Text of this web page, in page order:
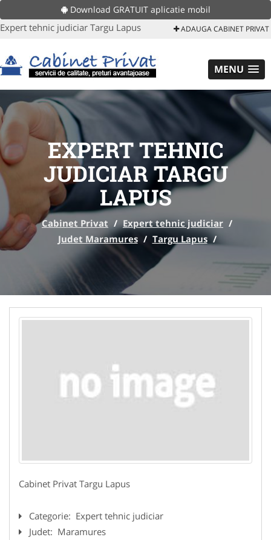
Download GRATUIT aplicatie mobil
Expert tehnic judiciar Targu Lapus ADAUGA CABINET PRIVAT
MENU
EXPERT TEHNIC
JUDICIAR TARGU
LAPUS
Cabinet Privat / Expert tehnic judiciar /
Judet Maramures / Targu Lapus /
Cabinet Privat Targu Lapus
Categorie: Expert tehnic judiciar
Judet: Maramures